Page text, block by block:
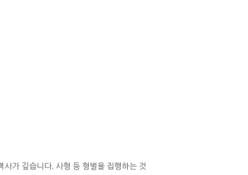
가 깊습니다. 사형 등 형벌을 집행하는 것